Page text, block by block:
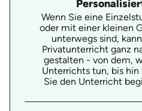
Wenn Sie eine
oder mit einer kleinen
unterwegs sind,
Privatunterricht ganz
gestalten - von dem,
Unterrichts tun, bis
Sie den Unterricht